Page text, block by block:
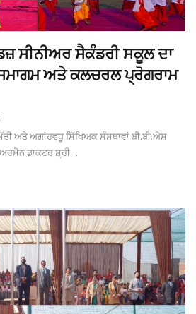
ਸੀਨੀਅਰ ਸੈਕੰਡਰੀ ਸਕੂਲ ਦਾ
ਅਤੇ ਕਲਚਰਲ ਪ੍ਰੋਗਰਾਮ
ਅਤੇ ਅਗਾਂਹਵਧੂ ਸਿੱਖਿਅਕ ਸੰਸਥਾਵਾਂ ਬੀ.ਬੀ.ਐਸ
ਡਾਕਟਰ ਸ਼੍ਰੀ…